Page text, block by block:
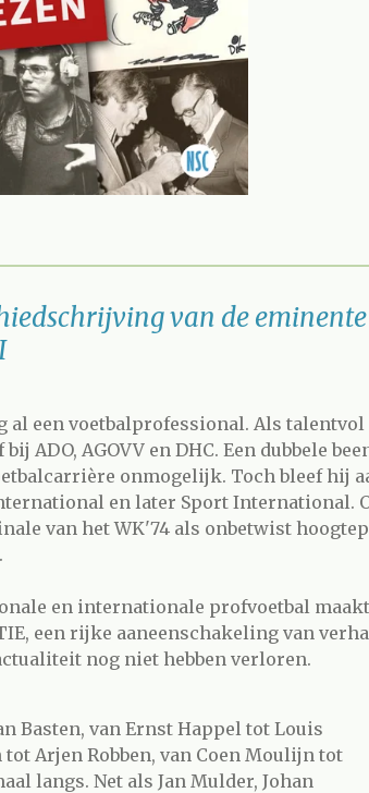
van de
al een voetbalprofessional. Als
ADO, AGOVV en DHC. Een dubbele
onmogelijk. Toch bleef hij
en later Sport International.
van het WK'74 als onbetwist
en internationale profvoetbal
een rijke aaneenschakeling van
nog niet hebben verloren.
Basten, van Ernst Happel tot Louis
tot Arjen Robben, van Coen Moulijn tot
langs. Net als Jan Mulder, Johan